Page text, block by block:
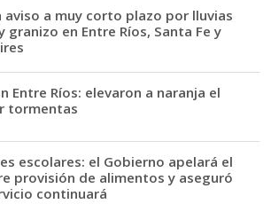
aviso a muy corto plazo por lluvias
granizo en Entre Ríos, Santa Fe y
Entre Ríos: elevaron a naranja el
tormentas
escolares: el Gobierno apelará el
provisión de alimentos y aseguró
continuará